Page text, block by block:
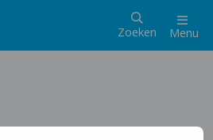
Zoeken Menu